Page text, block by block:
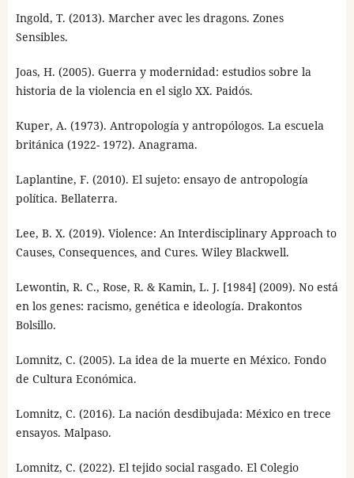
Ingold, T. (2013). Marcher avec les dragons. Zones
Sensibles.
Joas, H. (2005). Guerra y modernidad: estudios sobre la
historia de la violencia en el siglo XX. Paidós.
Kuper, A. (1973). Antropología y antropólogos. La escuela
británica (1922- 1972). Anagrama.
Laplantine, F. (2010). El sujeto: ensayo de antropología
política. Bellaterra.
Lee, B. X. (2019). Violence: An Interdisciplinary Approach to
Causes, Consequences, and Cures. Wiley Blackwell.
Lewontin, R. C., Rose, R. & Kamin, L. J. [1984] (2009). No está
en los genes: racismo, genética e ideología. Drakontos
Bolsillo.
Lomnitz, C. (2005). La idea de la muerte en México. Fondo
de Cultura Económica.
Lomnitz, C. (2016). La nación desdibujada: México en trece
ensayos. Malpaso.
Lomnitz, C. (2022). El tejido social rasgado. El Colegio